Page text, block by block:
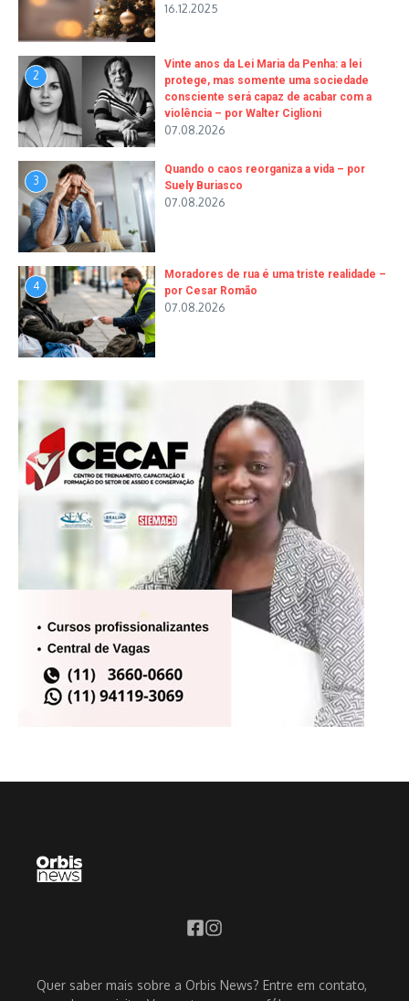
16.12.2025
2
Vinte anos da Lei Maria da Penha: a lei
protege, mas somente uma sociedade
consciente será capaz de acabar com a
violência – por Walter Ciglioni
07.08.2026
3
Quando o caos reorganiza a vida – por
Suely Buriasco
07.08.2026
4
Moradores de rua é uma triste realidade –
por Cesar Romão
07.08.2026
Quer saber mais sobre a Orbis News? Entre em contato,